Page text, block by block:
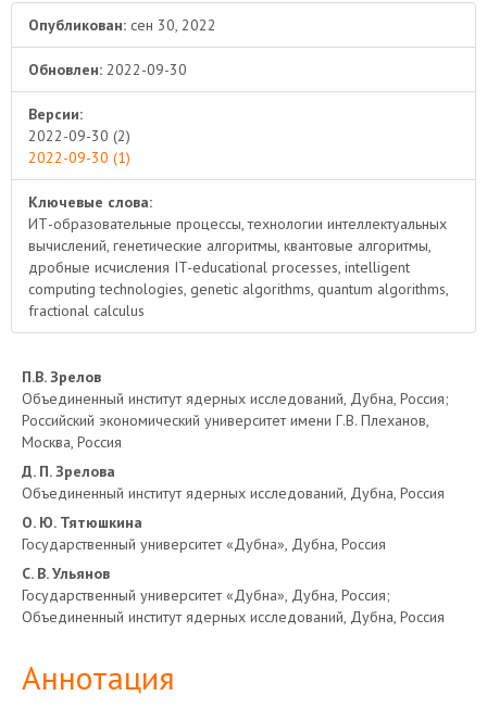
Опубликован: сен 30, 2022
Обновлен: 2022-09-30
Версии:
2022-09-30 (2)
2022-09-30 (1)
Ключевые слова:
ИТ-образовательные процессы, технологии интеллектуальных
вычислений, генетические алгоритмы, квантовые алгоритмы,
дробные исчисления IT-educational processes, intelligent
computing technologies, genetic algorithms, quantum algorithms,
fractional calculus
Основное
содержимое
статьи
П.В. Зрелов
Объединенный институт ядерных исследований, Дубна, Россия;
Российский экономический университет имени Г.В. Плеханов,
Москва, Россия
Д. П. Зрелова
Объединенный институт ядерных исследований, Дубна, Россия
О. Ю. Тятюшкина
Государственный университет «Дубна», Дубна, Россия
С. В. Ульянов
Государственный университет «Дубна», Дубна, Россия;
Объединенный институт ядерных исследований, Дубна, Россия
Аннотация